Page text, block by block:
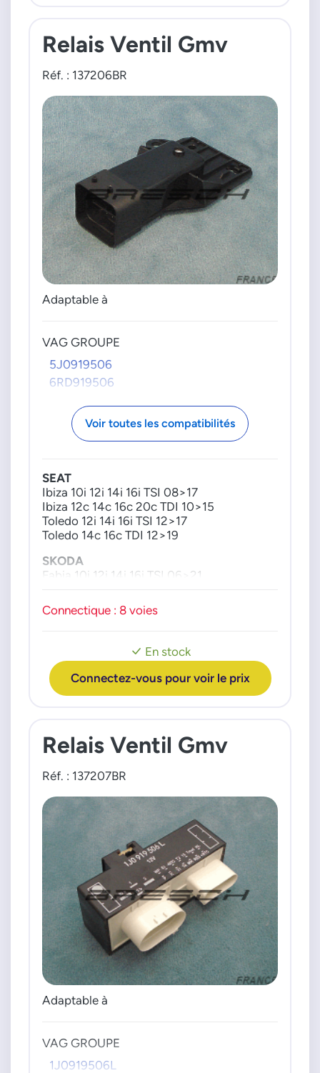
Relais Ventil Gmv
Réf. : 137206BR
Adaptable à
VAG GROUPE
5J0919506
6RD919506
Voir toutes les compatibilités
En stock
Connectez-vous pour voir le prix
SEAT
Ibiza 10i 12i 14i 16i TSI 08>17
Ibiza 12c 14c 16c 20c TDI 10>15
Toledo 12i 14i 16i TSI 12>17
Toledo 14c 16c TDI 12>19
SKODA
Fabia 10i 12i 14i 16i TSI 06>21
Rapid 12i 14i 16i TSI 12>19
Rapid 14c 16c TDI 15>19
Roomster 12c 16c TDI 10>15
VW
Polo 10i 12i 14i 16i 18i 20i TSI 14>
Polo 12c 14c 16c TDI 09>
Connectique : 8 voies
Relais Ventil Gmv
Réf. : 137207BR
Adaptable à
VAG GROUPE
1J0919506L